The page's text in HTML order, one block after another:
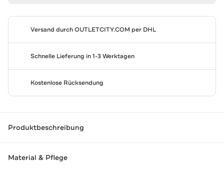
Versand durchOUTLETCITY.COM per DHL
Schnelle Lieferung in 1-3 Werktagen
Kostenlose Rücksendung
Produktbeschreibung
Material & Pflege